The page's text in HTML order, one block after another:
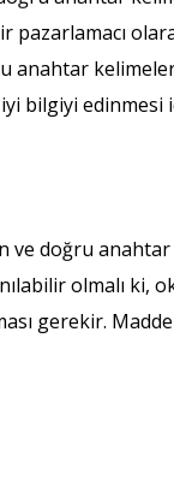
pazarlamacı
anahtar
bilgiyi
ve doğru
olmalı ki,
gerekir.